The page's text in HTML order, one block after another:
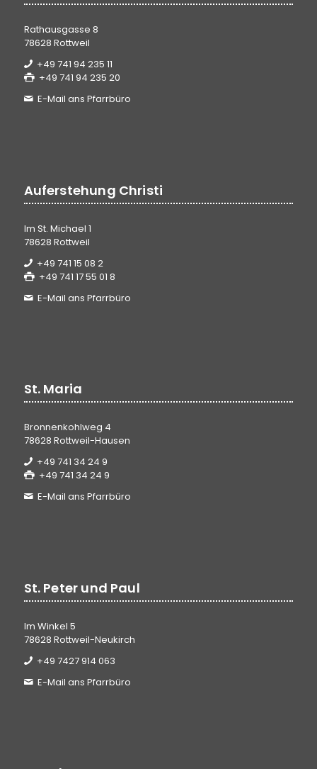
Rathausgasse 8
78628 Rottweil
+49 741 94 235 11
+49 741 94 235 20
E-Mail ans Pfarrbüro
Auferstehung Christi
Im St. Michael 1
78628 Rottweil
+49 741 15 08 2
+49 741 17 55 01 8
E-Mail ans Pfarrbüro
St. Maria
Bronnenkohlweg 4
78628 Rottweil-Hausen
+49 741 34 24 9
+49 741 34 24 9
E-Mail ans Pfarrbüro
St. Peter und Paul
Im Winkel 5
78628 Rottweil-Neukirch
+49 7427 914 063
E-Mail ans Pfarrbüro